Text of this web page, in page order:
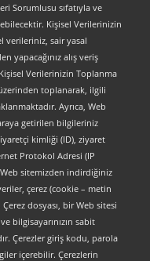
Sorumlusu sıfatıyla ve
Kişisel Verilerinizin
verileriniz, sair yasal
yapacağınız alış veriş
Verilerinizin Toplanma
toplanarak, ilgili
Ayrıca, Web
getirilen bilgileriniz
kimliği (ID), ziyaret
Protokol Adresi (IP
Web sitemizden indirdiğiniz
çerez (cookie – metin
dosyası, bir Web sitesi
bilgisayarınızın sabit
Çerezler giriş kodu, parola
içerebilir. Çerezlerin